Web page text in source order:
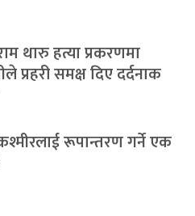
थारु हत्या प्रकरणमा
प्रहरी समक्ष दिए दर्दनाक
रूपान्तरण गर्ने एक